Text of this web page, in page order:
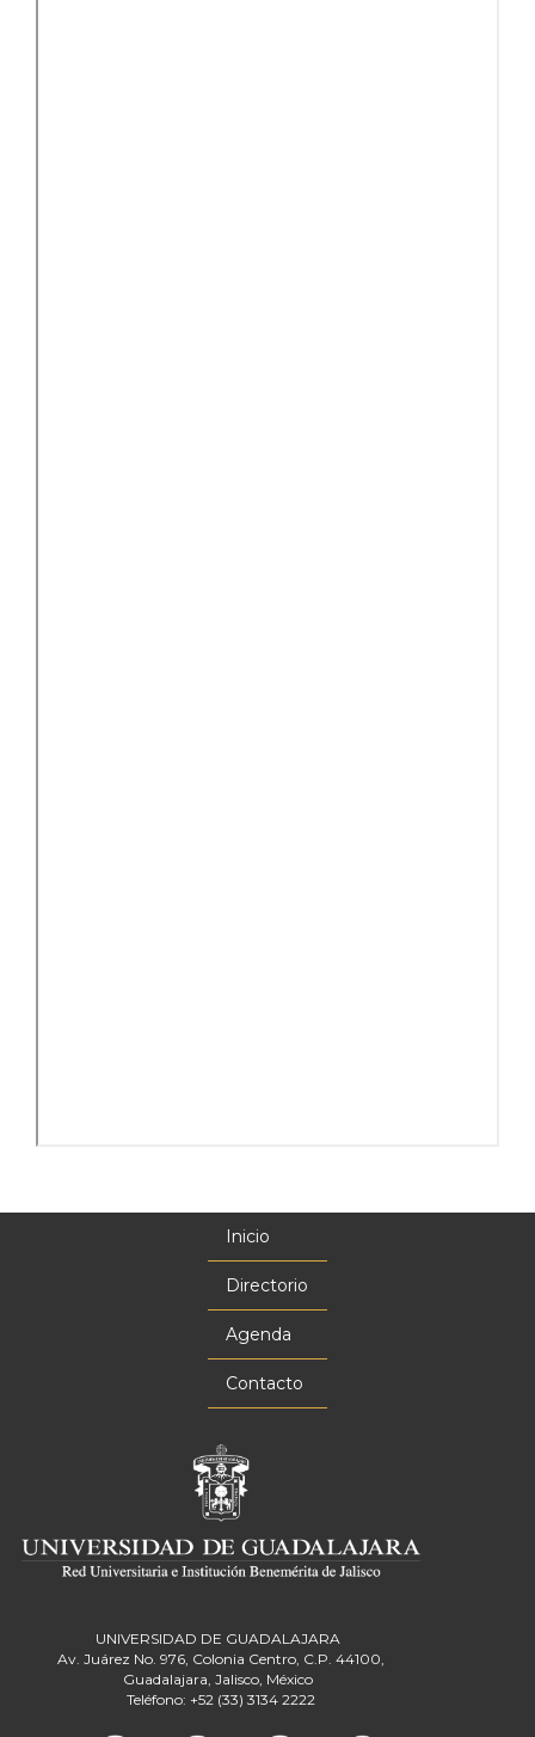
Inicio
Directorio
Agenda
Contacto
UNIVERSIDAD DE GUADALAJARA
Av. Juárez No. 976, Colonia Centro, C.P. 44100,
Guadalajara, Jalisco, México
Teléfono: +52 (33) 3134 2222